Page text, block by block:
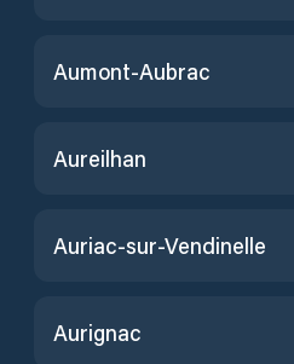
Aumont-Aubrac
Aureilhan
Auriac-sur-Vendinelle
Aurignac